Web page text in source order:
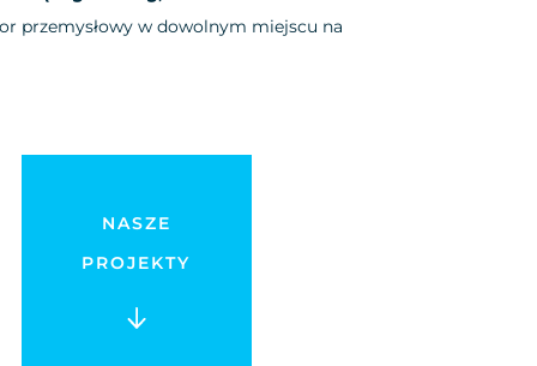
przemysłowy w dowolnym miejscu na
NASZE
PROJEKTY